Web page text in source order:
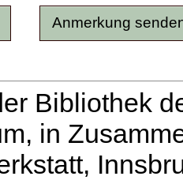
Bibliothek
in